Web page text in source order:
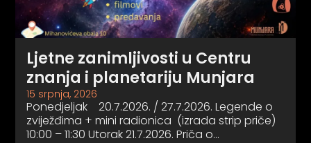
Ljetne zanimljivosti u Centru
znanja i planetariju Munjara
15 srpnja, 2026
Ponedjeljak 20.7.2026. / 27.7.2026. Legende o
zviježđima + mini radionica (izrada strip priče)
10:00 – 11:30 Utorak 21.7.2026. Priča o…